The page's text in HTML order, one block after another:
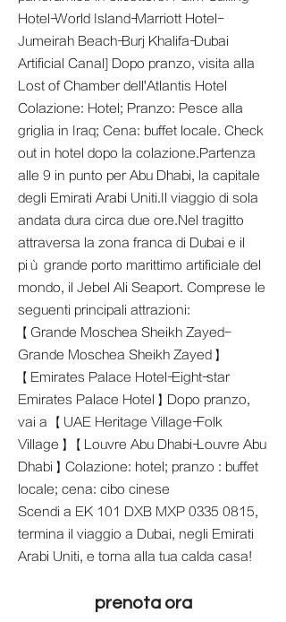
Hotel-World Island-Marriott Hotel-
Jumeirah Beach-Burj Khalifa-Dubai
Artificial Canal] Dopo pranzo, visita alla
Lost of Chamber dell'Atlantis Hotel
Colazione: Hotel; Pranzo: Pesce alla
griglia in Iraq; Cena: buffet locale. Check
out in hotel dopo la colazione.Partenza
alle 9 in punto per Abu Dhabi, la capitale
degli Emirati Arabi Uniti.Il viaggio di sola
andata dura circa due ore.Nel tragitto
attraversa la zona franca di Dubai e il
più grande porto marittimo artificiale del
mondo, il Jebel Ali Seaport. Comprese le
seguenti principali attrazioni:
【Grande Moschea Sheikh Zayed-
Grande Moschea Sheikh Zayed】
【Emirates Palace Hotel-Eight-star
Emirates Palace Hotel】Dopo pranzo,
vai a 【UAE Heritage Village-Folk
Village】【Louvre Abu Dhabi-Louvre Abu
Dhabi】Colazione: hotel; pranzo : buffet
locale; cena: cibo cinese
Scendi a EK 101 DXB MXP 0335 0815,
termina il viaggio a Dubai, negli Emirati
Arabi Uniti, e torna alla tua calda casa!
prenota ora